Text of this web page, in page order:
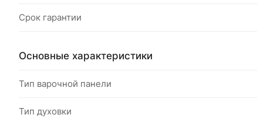
Срок гарантии
Основные характеристики
Тип варочной панели
Тип духовки